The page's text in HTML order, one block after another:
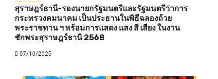
สุราษฎร์ธานี-รองนายกรัฐมนตรีและรัฐมนตรีว่าการ
กระทรวงคมนาคม เป็นประธานในพิธีฉลองถ้วย
พระราชทาน ฯ พร้อมการแสดง แสง สี เสียง ในงาน
ชักพระสุราษฎร์ธานี 2568
07/10/2025